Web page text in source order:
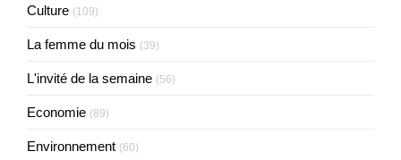
Culture (109)
La femme du mois (39)
L'invité de la semaine (56)
Economie (89)
Environnement (60)